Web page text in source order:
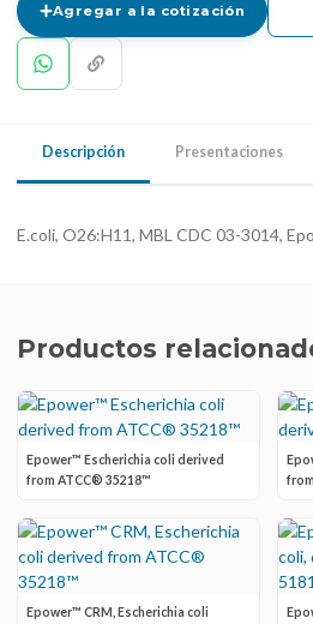
Agregar a la cotización
Descripción Presentaciones
E.coli, O26:H11, MBL CDC 03-3014,
Productos
Epower™ Escherichia coli derived
from ATCC® 35218™
Epower™ CRM, Escherichia coli